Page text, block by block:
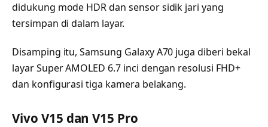
didukung mode HDR dan sensor sidik jari yang
tersimpan di dalam layar.
Disamping itu, Samsung Galaxy A70 juga diberi bekal
layar Super AMOLED 6.7 inci dengan resolusi FHD+
dan konfigurasi tiga kamera belakang.
Vivo V15 dan V15 Pro